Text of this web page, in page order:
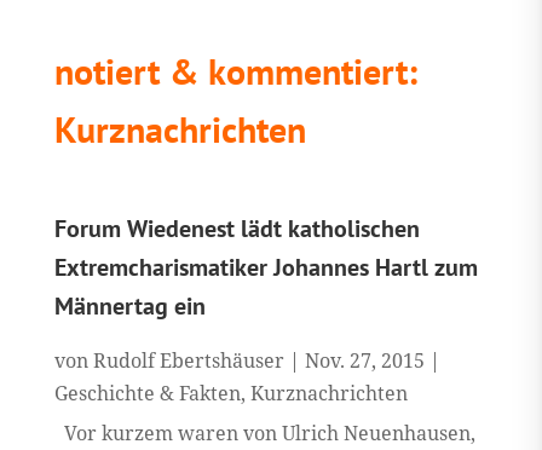
notiert & kommentiert:
Kurznachrichten
Forum Wiedenest lädt katholischen
Extremcharismatiker Johannes Hartl zum
Männertag ein
vonRudolf Ebertshäuser | Nov. 27, 2015 |
Geschichte & Fakten, Kurznachrichten
Vor kurzem waren von Ulrich Neuenhausen,